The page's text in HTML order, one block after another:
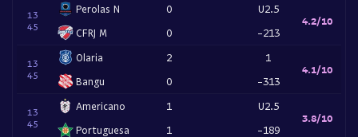
13
45
Perolas N
CFRJ M
0
0
U2.5
-213
4.2/10
13
45
Olaria
Bangu
2
0
1
-313
4.1/10
13
45
Americano
Portuguesa
1
1
U2.5
-189
3.8/10